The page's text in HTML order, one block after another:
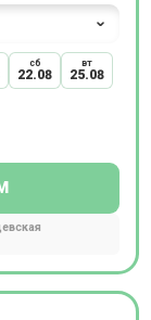
сб
22.08
вт
25.08